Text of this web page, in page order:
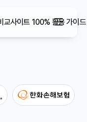
교사이트 100% 활용 가이드